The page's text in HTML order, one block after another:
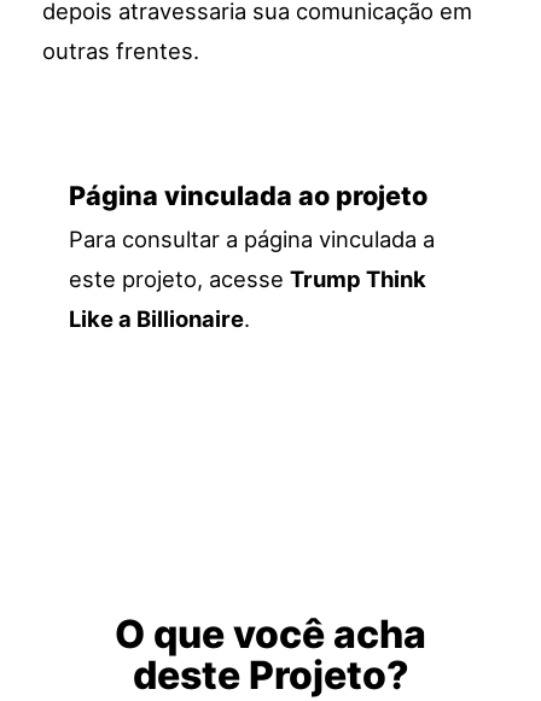
depois atravessaria sua comunicação em
outras frentes.
Página vinculada ao projeto
Para consultar a página vinculada a
este projeto, acesse Trump Think
Like a Billionaire.
O que você acha
deste Projeto?